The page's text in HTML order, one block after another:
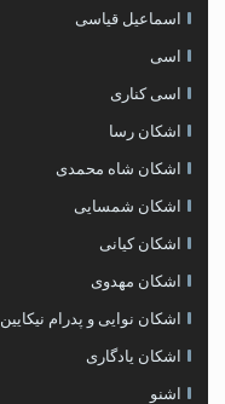
اسماعیل قیاسی
اسی
اسی کناری
اشکان رسا
اشکان شاه محمدی
اشکان شمسایی
اشکان کیانی
اشکان مهدوی
اشکان نوایی و پدرام نیکایین
اشکان یادگاری
اشنو